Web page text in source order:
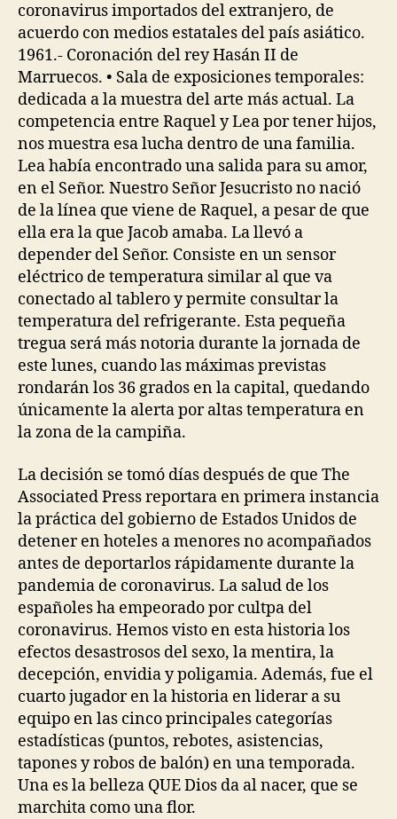
coronavirus importados del extranjero, de
acuerdo con medios estatales del país asiático.
1961.- Coronación del rey Hasán II de
Marruecos. • Sala de exposiciones temporales:
dedicada a la muestra del arte más actual. La
competencia entre Raquel y Lea por tener hijos,
nos muestra esa lucha dentro de una familia.
Lea había encontrado una salida para su amor,
en el Señor. Nuestro Señor Jesucristo no nació
de la línea que viene de Raquel, a pesar de que
ella era la que Jacob amaba. La llevó a
depender del Señor. Consiste en un sensor
eléctrico de temperatura similar al que va
conectado al tablero y permite consultar la
temperatura del refrigerante. Esta pequeña
tregua será más notoria durante la jornada de
este lunes, cuando las máximas previstas
rondarán los 36 grados en la capital, quedando
únicamente la alerta por altas temperatura en
la zona de la campiña.
La decisión se tomó días después de que The
Associated Press reportara en primera instancia
la práctica del gobierno de Estados Unidos de
detener en hoteles a menores no acompañados
antes de deportarlos rápidamente durante la
pandemia de coronavirus. La salud de los
españoles ha empeorado por cultpa del
coronavirus. Hemos visto en esta historia los
efectos desastrosos del sexo, la mentira, la
decepción, envidia y poligamia. Además, fue el
cuarto jugador en la historia en liderar a su
equipo en las cinco principales categorías
estadísticas (puntos, rebotes, asistencias,
tapones y robos de balón) en una temporada.
Una es la belleza QUE Dios da al nacer, que se
marchita como una flor.